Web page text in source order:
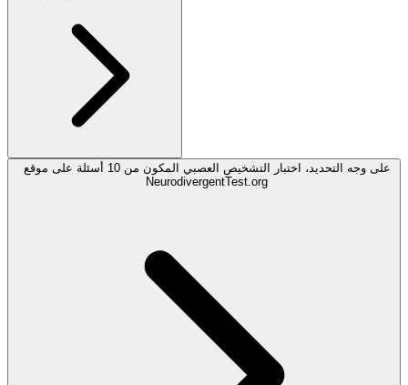
على وجه التحديد، اختبار التشخيص العصبي المكون من 10 أسئلة على موقع
NeurodivergentTest.org